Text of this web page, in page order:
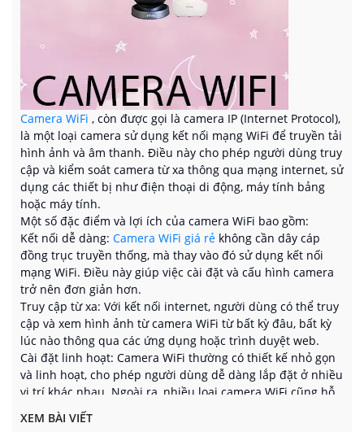
Camera WiFi , còn được gọi là camera IP (Internet Protocol),
là một loại camera sử dụng kết nối mạng WiFi để truyền tải
hình ảnh và âm thanh. Điều này cho phép người dùng truy
cập và kiểm soát camera từ xa thông qua mạng internet, sử
dụng các thiết bị như điện thoại di động, máy tính bảng
hoặc máy tính.
Một số đặc điểm và lợi ích của camera WiFi bao gồm:
Kết nối dễ dàng: Camera WiFi giá rẻ không cần dây cáp
đồng trục truyền thống, mà thay vào đó sử dụng kết nối
mạng WiFi. Điều này giúp việc cài đặt và cấu hình camera
trở nên đơn giản hơn.
Truy cập từ xa: Với kết nối internet, người dùng có thể truy
cập và xem hình ảnh từ camera WiFi từ bất kỳ đâu, bất kỳ
lúc nào thông qua các ứng dụng hoặc trình duyệt web.
Cài đặt linh hoạt: Camera WiFi thường có thiết kế nhỏ gọn
và linh hoạt, cho phép người dùng dễ dàng lắp đặt ở nhiều
vị trí khác nhau. Ngoài ra, nhiều loại camera WiFi cũng hỗ
trợ xoay ngang và xoay dọc (pan-tilt) để quan sát một diện
tích rộng hơn.
XEM BÀI VIẾT